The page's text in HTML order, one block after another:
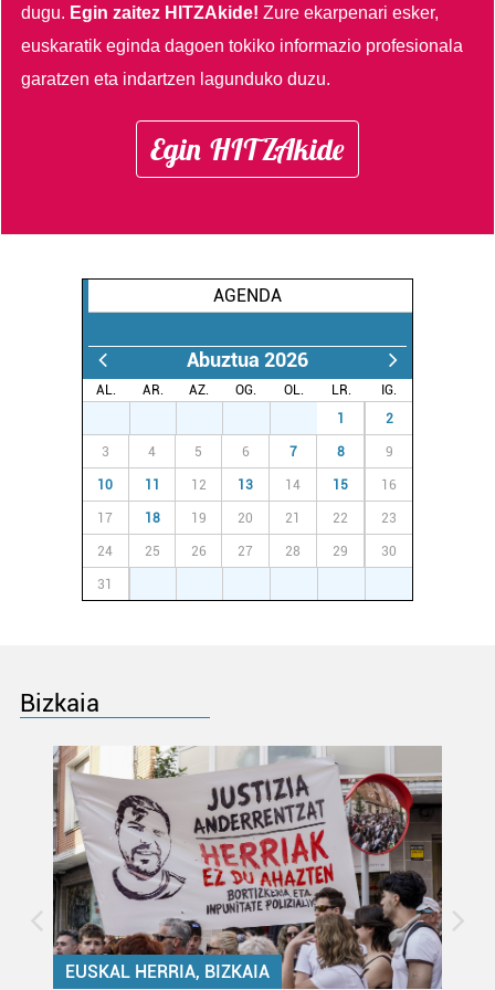
dugu. Egin zaitez HITZAkide!Zure ekarpenari esker,
euskaratik eginda dagoen tokiko informazio profesionala
garatzen eta indartzen lagunduko duzu.
Egin HITZAkide
AGENDA
Abuztua 2026
AL. AR. AZ. OG. OL. LR.
IG.
1 2
3 4 5 6 7 8 9
10 11 12 13 14 15 16
17 18 19 20 21 22 23
24 25 26 27 28 29 30
31
Bizkaia
EUSKAL HERRIA, BIZKAIA